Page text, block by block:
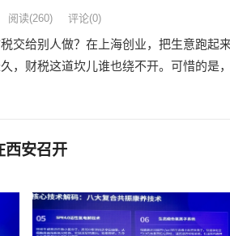
阅读(260) 评论(0)
交给别人做？在上海创业，把生意跑起
，财税这道坎儿谁也绕不开。可惜的是
西安召开